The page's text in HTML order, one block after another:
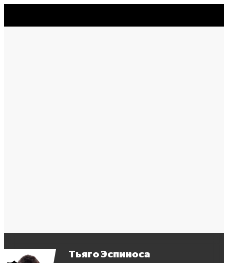
Тьяго Эспиноса